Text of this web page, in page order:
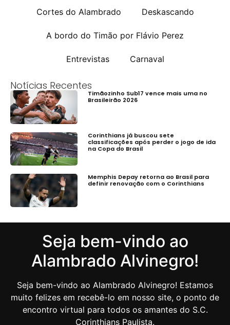
Cortes do Alambrado Deskascando
A bordo do Timão por Flávio Perez
Entrevistas Carnaval
Notícias Recentes
Timãozinho Sub17 vence mais uma no
Brasileirão 2026
Corinthians já buscou sete
classificações após perder o jogo de ida
na Copa do Brasil
Memphis Depay retorna ao Brasil para
definir renovação com o Corinthians
Seja bem-vindo ao
Alambrado Alvinegro!
Seja bem-vindo ao Alambrado Alvinegro! Estamos
muito felizes em recebê-lo em nosso site, o ponto de
encontro virtual para todos os amantes do S.C.
Corinthians Paulista.